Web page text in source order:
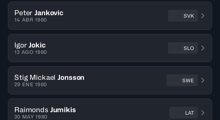
Peter Jankovic
14 ABR 1980
SVK
Igor Jokic
13 AGO 1980
SLO
Stig Mickael Jonsson
29 ENE 1980
SWE
Raimonds Jumikis
30 MAY 1980
LAT